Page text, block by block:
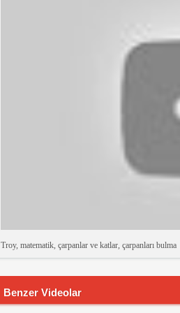
Troy, matematik, çarpanlar ve katlar, çarpanları bulma
Benzer Videolar